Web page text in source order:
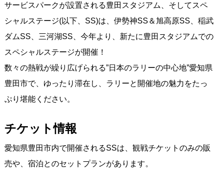
サービスパークが設置される豊田スタジアム、そしてスペ
シャルステージ(以下、SS)は、伊勢神SS＆旭高原SS、稲武
ダムSS、三河湖SS、今年より、新たに豊田スタジアムでの
スペシャルステージが開催！
数々の熱戦が繰り広げられる”日本のラリーの中心地”愛知県
豊田市で、ゆったり滞在し、ラリーと開催地の魅力をたっ
ぷり堪能ください。
チケット情報
愛知県豊田市内で開催されるSSは、観戦チケットのみの販
売や、宿泊とのセットプランがあります。